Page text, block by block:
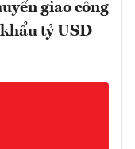
giao công
tỷ USD